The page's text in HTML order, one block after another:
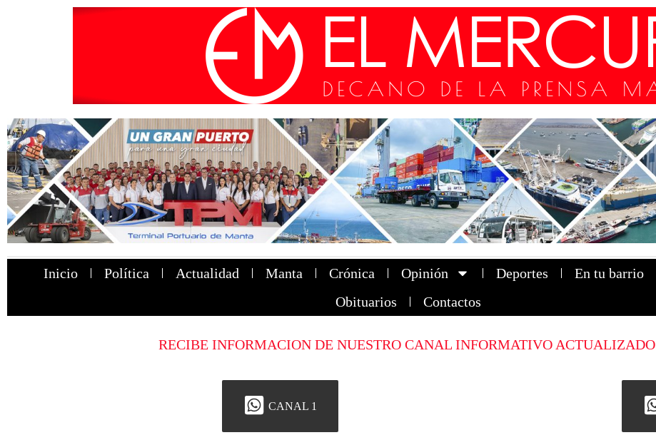
Inicio Política Actualidad Manta Crónica Opinión Deportes En tu barrio
Obituarios
Contactos
RECIBE INFORMACION DE NUESTRO CANAL INFORMATIVO ACTUALIZADO
CANAL 1